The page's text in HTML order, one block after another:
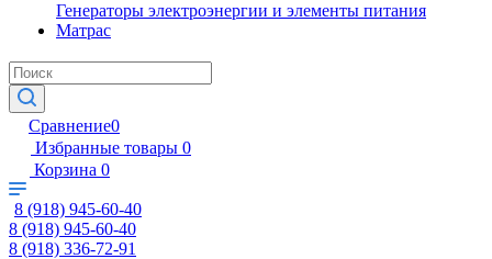
Генераторы электроэнергии и элементы питания
Матрас
Сравнение0
Избранные товары 0
Корзина 0
8 (918) 945-60-40
8 (918) 945-60-40
8 (918) 336-72-91